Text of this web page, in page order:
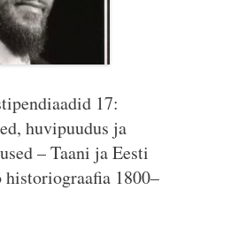
17:
huvipuudus ja
– Taani ja Eesti
historiograafia 1800–